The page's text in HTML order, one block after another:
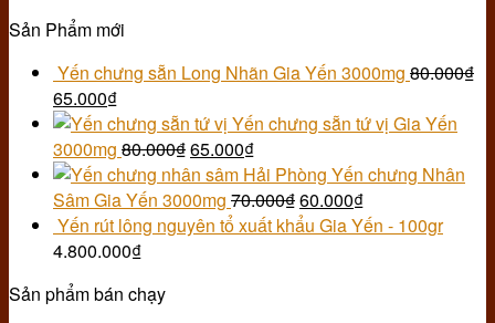
Sản Phẩm mới
Yến chưng sẵn Long Nhãn Gia Yến 3000mg 80.000₫
65.000₫
Yến chưng sẵn tứ vị Gia Yến
3000mg 80.000₫65.000₫
Yến chưng Nhân
Sâm Gia Yến 3000mg 70.000₫60.000₫
Yến rút lông nguyên tổ xuất khẩu Gia Yến - 100gr
4.800.000₫
Sản phẩm bán chạy